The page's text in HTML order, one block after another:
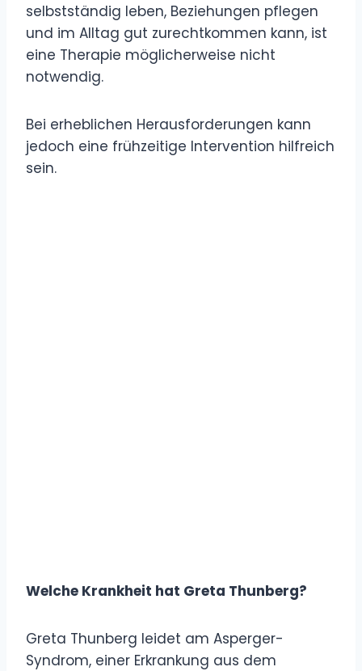
selbstständig leben, Beziehungen pflegen
und im Alltag gut zurechtkommen kann, ist
eine Therapie möglicherweise nicht
notwendig.
Bei erheblichen Herausforderungen kann
jedoch eine frühzeitige Intervention hilfreich
sein.
Welche Krankheit hat Greta Thunberg?
Greta Thunberg leidet am Asperger-
Syndrom, einer Erkrankung aus dem